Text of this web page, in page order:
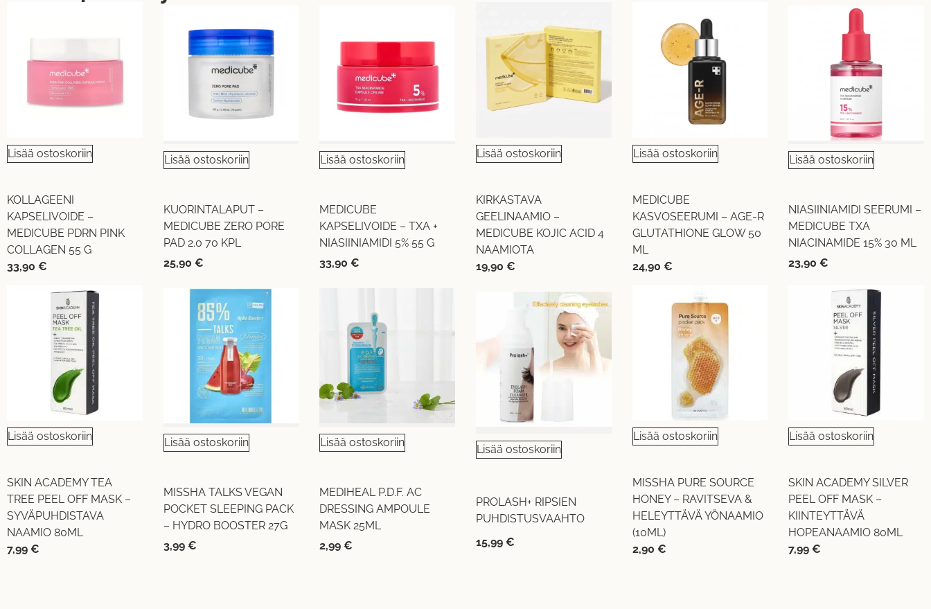
Lisää ostoskoriin
KOLLAGEENI
KAPSELIVOIDE –
MEDICUBE PDRN PINK
COLLAGEN 55 G
33,90 €
Lisää ostoskoriin
KUORINTALAPUT –
MEDICUBE ZERO PORE
PAD 2.0 70 KPL
25,90 €
Lisää ostoskoriin
MEDICUBE
KAPSELIVOIDE – TXA +
NIASIINIAMIDI 5% 55 G
33,90€
Lisää ostoskoriin
KIRKASTAVA
GEELINAAMIO –
MEDICUBE KOJIC ACID 4
NAAMIOTA
19,90 €
Lisää ostoskoriin
MEDICUBE
KASVOSEERUMI – AGE-R
GLUTATHIONE GLOW 50
ML
24,90 €
Lisää ostoskoriin
NIASIINIAMIDI SEERUMI –
MEDICUBE TXA
NIACINAMIDE 15% 30 ML
23,90€
Lisää ostoskoriin
SKIN ACADEMY TEA
TREE PEEL OFF MASK –
SYVÄPUHDISTAVA
NAAMIO 80ML
7,99 €
Lisää ostoskoriin
MISSHA TALKS VEGAN
POCKET SLEEPING PACK
– HYDRO BOOSTER 27G
3,99 €
Lisää ostoskoriin
MEDIHEAL P.D.F. AC
DRESSING AMPOULE
MASK 25ML
2,99€
Lisää ostoskoriin
PROLASH+ RIPSIEN
PUHDISTUSVAAHTO
15,99 €
Lisää ostoskoriin
MISSHA PURE SOURCE
HONEY – RAVITSEVA &
HELEYTTÄVÄ YÖNAAMIO
(10ML)
2,90 €
Lisää ostoskoriin
SKIN ACADEMY SILVER
PEEL OFF MASK –
KIINTEYTTÄVÄ
HOPEANAAMIO 80ML
7,99€